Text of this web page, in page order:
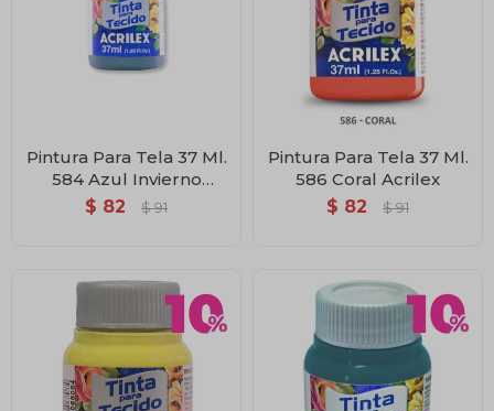
Pintura Para Tela 37 Ml.
584 Azul Invierno
Acrilex
$ 82 $ 91
Pintura Para Tela 37 Ml.
586 Coral Acrilex
$ 82 $ 91